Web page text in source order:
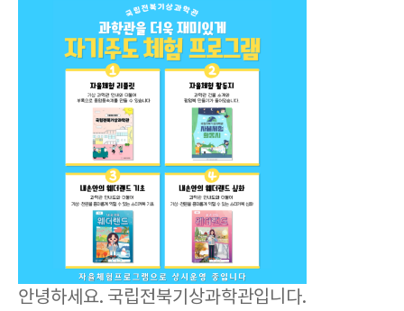
안녕하세요. 국립전북기상과학관입니다.